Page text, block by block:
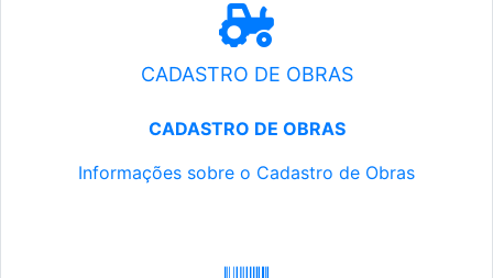
CADASTRO DE OBRAS
CADASTRO DE OBRAS
Informações sobre o Cadastro de Obras